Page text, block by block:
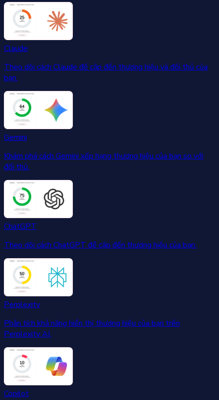
Claude
Theo dõi cách Claude đề cập đến thương hiệu và đối thủ của
bạn.
Gemini
Khám phá cách Gemini xếp hạng thương hiệu của bạn so với
đối thủ.
ChatGPT
Theo dõi cách ChatGPT đề cập đến thương hiệu của bạn.
Perplexity
Phân tích khả năng hiển thị thương hiệu của bạn trên
Perplexity AI.
Copilot